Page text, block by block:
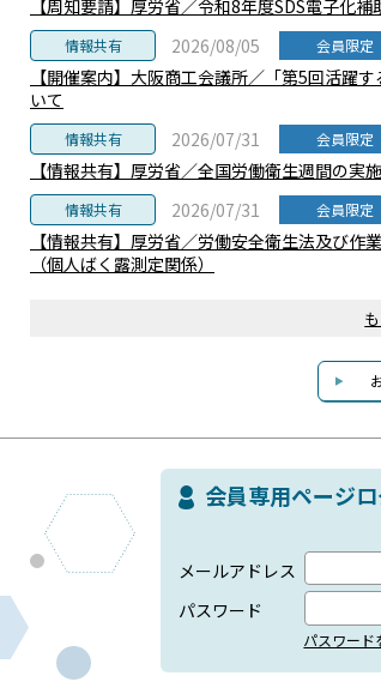
【周知要請】厚労省／令和8年度SDS電子化
情報共有 2026/08/05 会員限定
【開催案内】大阪商工会議所／「第5回活躍
いて
情報共有 2026/07/31 会員限定
【情報共有】厚労省／全国労働衛生週間の実
情報共有 2026/07/31 会員限定
【情報共有】厚労省／労働安全衛生法及び
（個人ばく露測定関係）
会員専用ページ
メールアドレス
パスワード
パスワード